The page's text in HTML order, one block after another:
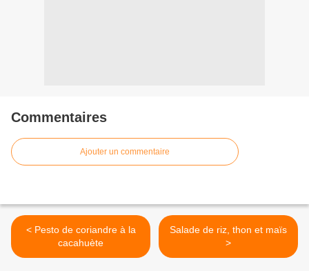
Commentaires
Ajouter un commentaire
< Pesto de coriandre à la
cacahuète
Salade de riz, thon et maïs
>